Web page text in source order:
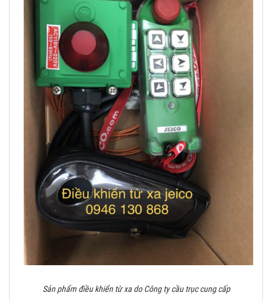
Sản phẩm điều khiển từ xa do Công ty cầu trục cung cấp